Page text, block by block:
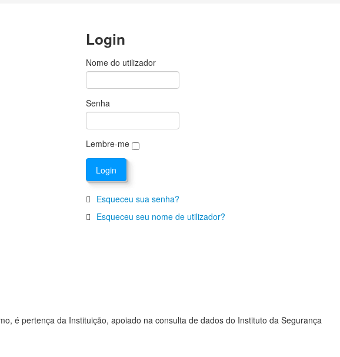
Login
Nome do utilizador
Senha
Lembre-me
Esqueceu sua senha?
Esqueceu seu nome de utilizador?
é pertença da Instituição, apoiado na consulta de dados do Instituto da Segurança